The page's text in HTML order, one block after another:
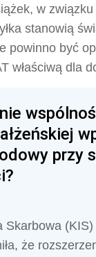
w
stanowią
powinno być
właściwą dla
przy
Skarbowa
że